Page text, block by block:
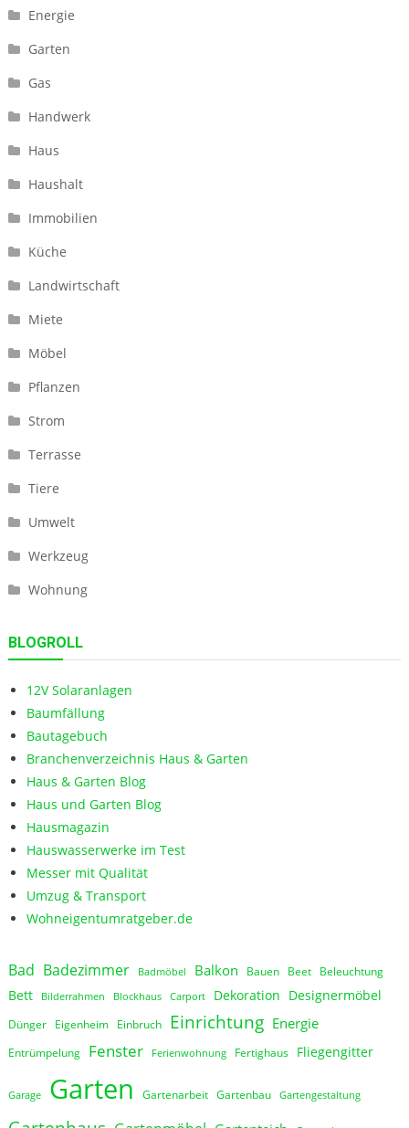
Energie
Garten
Gas
Handwerk
Haus
Haushalt
Immobilien
Küche
Landwirtschaft
Miete
Möbel
Pflanzen
Strom
Terrasse
Tiere
Umwelt
Werkzeug
Wohnung
BLOGROLL
12V Solaranlagen
Baumfällung
Bautagebuch
Branchenverzeichnis Haus & Garten
Haus & Garten Blog
Haus und Garten Blog
Hausmagazin
Hauswasserwerke im Test
Messer mit Qualität
Umzug & Transport
Wohneigentumratgeber.de
Bad Badezimmer Badmöbel Balkon Bauen Beet Beleuchtung
Bett Bilderrahmen Blockhaus Carport Dekoration Designermöbel
Dünger Eigenheim Einbruch Einrichtung Energie
Entrümpelung Fenster Ferienwohnung Fertighaus Fliegengitter
Garage Garten Gartenarbeit Gartenbau Gartengestaltung